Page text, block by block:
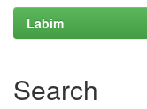
Labim
Search